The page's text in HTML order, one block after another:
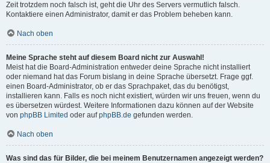
Zeit trotzdem noch falsch ist, geht die Uhr des Servers vermutlich falsch.
Kontaktiere einen Administrator, damit er das Problem beheben kann.
Nach oben
Meine Sprache steht auf diesem Board nicht zur Auswahl!
Meist hat die Board-Administration entweder deine Sprache nicht installiert
oder niemand hat das Forum bislang in deine Sprache übersetzt. Frage ggf.
einen Board-Administrator, ob er das Sprachpaket, das du benötigst,
installieren kann. Falls es noch nicht existiert, würden wir uns freuen, wenn du
es übersetzen würdest. Weitere Informationen dazu können auf der Website
von phpBB Limited oder aufphpBB.de gefunden werden.
Nach oben
Was sind das für Bilder, die bei meinem Benutzernamen angezeigt werden?